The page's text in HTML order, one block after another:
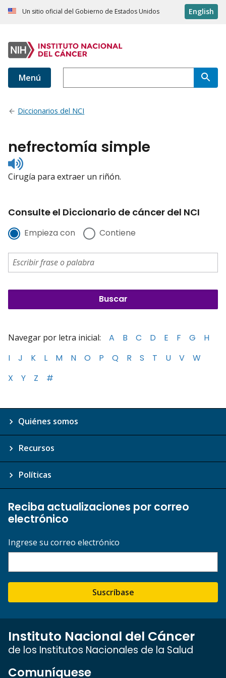
Un sitio oficial del Gobierno de Estados Unidos English
Menú
Diccionarios del NCI
nefrectomía simple
Listen
to
pronunciation
Cirugía para extraer un riñón.
Consulte el Diccionario de cáncer del NCI
Empieza con Contiene
Navegar por letra inicial: A B C D E F G
H
I
J K L M N O P Q R S T U V
W
X
Y Z #
Quiénes somos
Recursos
Políticas
Reciba actualizaciones por correo
electrónico
Ingrese su correo electrónico
Suscríbase
Instituto Nacional del Cáncer
de los Institutos Nacionales de la Salud
Comuníquese